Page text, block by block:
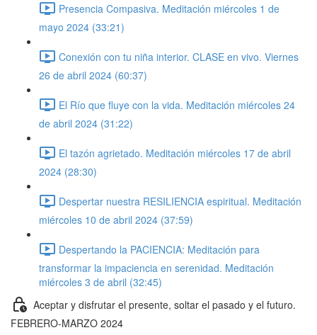
Presencia Compasiva. Meditación miércoles 1 de
mayo 2024 (33:21)
Conexión con tu niña interior. CLASE en vivo. Viernes
26 de abril 2024 (60:37)
El Río que fluye con la vida. Meditación miércoles 24
de abril 2024 (31:22)
El tazón agrietado. Meditación miércoles 17 de abril
2024 (28:30)
Despertar nuestra RESILIENCIA espiritual. Meditación
miércoles 10 de abril 2024 (37:59)
Despertando la PACIENCIA: Meditación para
transformar la impaciencia en serenidad. Meditación
miércoles 3 de abril (32:45)
Aceptar y disfrutar el presente, soltar el pasado y el futuro.
FEBRERO-MARZO 2024